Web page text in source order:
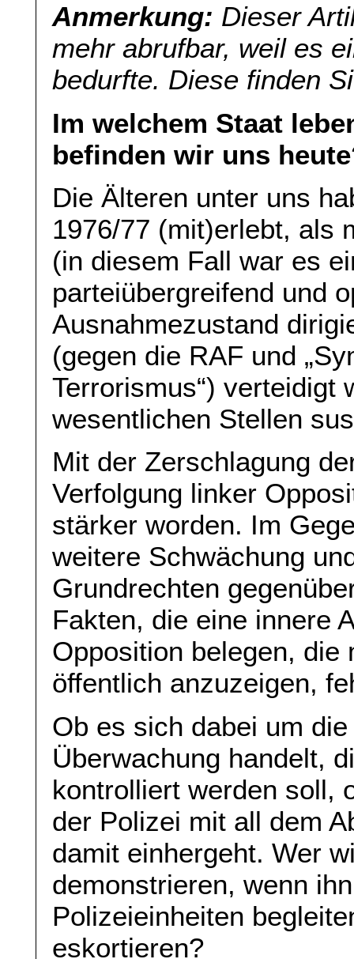
Anmerkung: Dieser
mehr abrufbar, weil es
bedurfte. Diese finden
Im welchem Staat
befinden wir uns
Die Älteren unter uns
1976/77 (mit)erlebt, als
(in diesem Fall war es
parteiübergreifend und
Ausnahmezustand
(gegen die RAF und
Terrorismus“) verteidigt
wesentlichen Stellen
Mit der Zerschlagung
Verfolgung linker
stärker worden. Im
weitere Schwächung
Grundrechten
Fakten, die eine innere
Opposition belegen,
öffentlich anzuzeigen,
Ob es sich dabei um
Überwachung handelt,
kontrolliert werden soll,
der Polizei mit all dem
damit einhergeht. Wer
demonstrieren, wenn
Polizeieinheiten
eskortieren?